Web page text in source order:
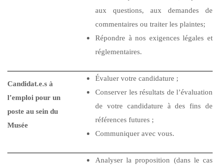
aux questions, aux demandes de
commentaires ou traiter les plaintes;
Répondre à nos exigences légales et
réglementaires.
Candidat.e.s à
l’emploi pour un
poste au sein du
Musée
Évaluer votre candidature ;
Conserver les résultats de l’évaluation
de votre candidature à des fins de
références futures ;
Communiquer avec vous.
Analyser la proposition (dans le cas